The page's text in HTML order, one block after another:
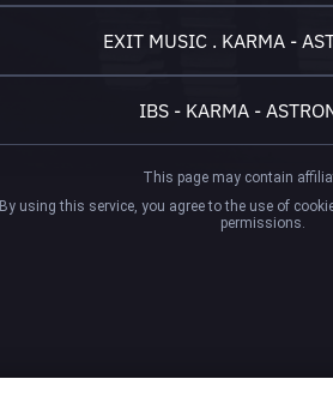
EXIT MUSIC . KARMA -
IBS - KARMA -
This page may contain
By using this service, you agree to the use of
permissions.